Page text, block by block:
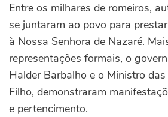
Entre os milhares de romeiros,
se juntaram ao povo para
à Nossa Senhora de Nazaré.
representações formais, o
Halder Barbalho e o Ministro das
Filho, demonstraram
e pertencimento.